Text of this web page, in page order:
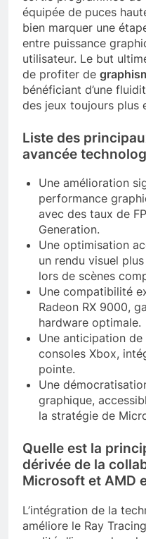
équipée de puces
bien marquer une
entre puissance
utilisateur. Le but
de profiter de
bénéficiant d’une
des jeux toujours plus
Liste des
avancée
Une amélioration
performance
avec des taux de
Generation.
Une optimisation
un rendu visuel
lors de scènes
Une compatibilité
Radeon RX 9000,
hardware optimale.
Une anticipation
consoles Xbox,
pointe.
Une
graphique,
la stratégie de
Quelle est la
dérivée de la
Microsoft et AMD
L’intégration de la
améliore le Ray